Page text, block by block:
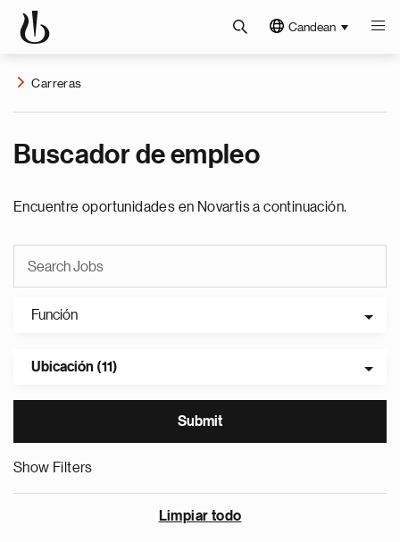
Candean
Carreras
Buscador de empleo
Encuentre oportunidades en Novartis a continuación.
Función
Ubicación (11)
Show Filters
Limpiar todo